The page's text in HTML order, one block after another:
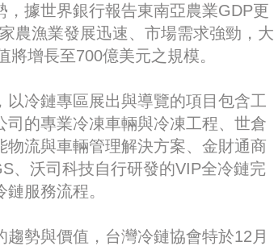
據世界銀行報告東南亞農業GDP更
農漁業發展迅速、市場需求強勁，大
增長至700億美元之規模。
冷鏈專區展出與導覽的項目包含工
的專業冷凍車輛與冷凍工程、世倉
流與車輛管理解決方案、金財通商
、沃司科技自行研發的VIP全冷鏈完
服務流程。
勢與價值，台灣冷鏈協會特於12月